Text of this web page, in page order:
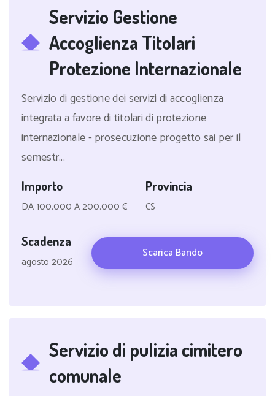
Servizio Gestione
Accoglienza Titolari
Protezione Internazionale
Servizio di gestione dei servizi di accoglienza
integrata a favore di titolari di protezione
internazionale - prosecuzione progetto sai per il
semestr...
Importo
DA 100.000 A 200.000 €
Provincia
CS
Scadenza
agosto 2026
Scarica Bando
Servizio di pulizia cimitero
comunale